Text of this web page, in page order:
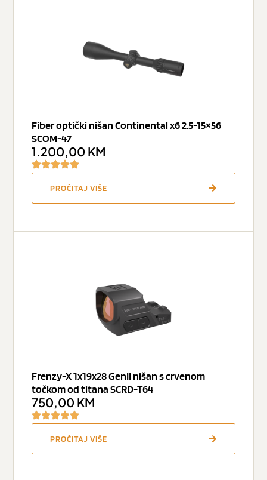
Fiber optički nišan Continental x6 2.5-15×56
SCOM-47
1.200,00 KM
PROČITAJ VIŠE
Frenzy-X 1x19x28 GenII nišan s crvenom
točkom od titana SCRD-T64
750,00 KM
PROČITAJ VIŠE